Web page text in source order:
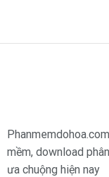
mềm, download
ưa chuộng hiện nay